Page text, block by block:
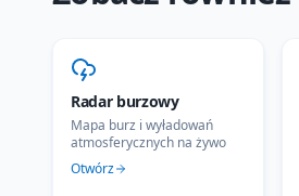
Radar burzowy
Mapa burz i wyładowań
atmosferycznych na żywo
Otwórz